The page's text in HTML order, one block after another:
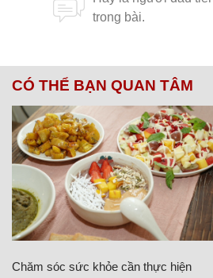
CÓ THỂ BẠN QUAN TÂM
Chăm sóc sức khỏe cần thực hiện